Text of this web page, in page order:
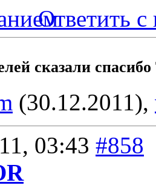
Ответить с
сказали
(30.12.2011),
03:43 #858